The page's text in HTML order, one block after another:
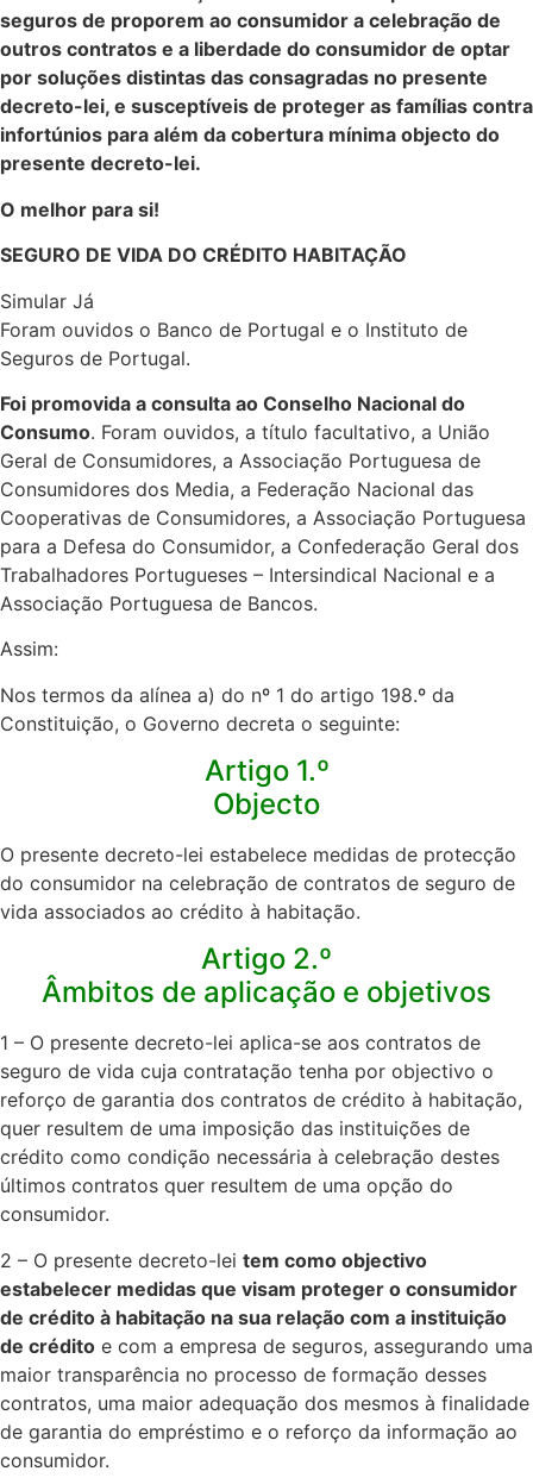
seguros de proporem ao consumidor a celebração de
outros contratos e a liberdade do consumidor de optar
por soluções distintas das consagradas no presente
decreto-lei, e susceptíveis de proteger as famílias contra
infortúnios para além da cobertura mínima objecto do
presente decreto-lei.
O melhor para si!
SEGURO DE VIDA DO CRÉDITO HABITAÇÃO
Simular Já
Foram ouvidos o Banco de Portugal e o Instituto de
Seguros de Portugal.​
Foi promovida a consulta ao Conselho Nacional do
Consumo. Foram ouvidos, a título facultativo, a União
Geral de Consumidores, a Associação Portuguesa de
Consumidores dos Media, a Federação Nacional das
Cooperativas de Consumidores, a Associação Portuguesa
para a Defesa do Consumidor, a Confederação Geral dos
Trabalhadores Portugueses – Intersindical Nacional e a
Associação Portuguesa de Bancos.​
Assim:​
Nos termos da alínea a) do nº 1 do artigo 198.º da
Constituição, o Governo decreta o seguinte:​
Artigo 1.º
Objecto
O presente decreto-lei estabelece medidas de protecção
do consumidor na celebração de contratos de seguro de
vida associados ao crédito à habitação.​
Artigo 2.º
Âmbitos de aplicação e objetivos
1 – O presente decreto-lei aplica-se aos contratos de
seguro de vida cuja contratação tenha por objectivo o
reforço de garantia dos contratos de crédito à habitação,
quer resultem de uma imposição das instituições de
crédito como condição necessária à celebração destes
últimos contratos quer resultem de uma opção do
consumidor.​
2 – O presente decreto-lei tem como objectivo
estabelecer medidas que visam proteger o consumidor
de crédito à habitação na sua relação com a instituição
de crédito e com a empresa de seguros, assegurando uma
maior transparência no processo de formação desses
contratos, uma maior adequação dos mesmos à finalidade
de garantia do empréstimo e o reforço da informação ao
consumidor.​